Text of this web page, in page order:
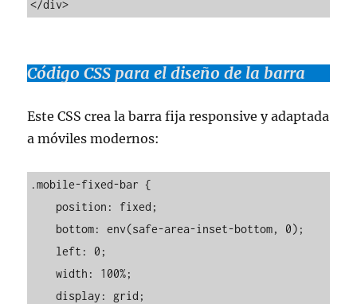
</div>
Código CSS para el diseño de la barra
Este CSS crea la barra fija responsive y adaptada
a móviles modernos:
.mobile-fixed-bar {
    width: 100%;
    display: grid;